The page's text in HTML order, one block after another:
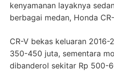
kenyamanan layaknya
berbagai medan, Honda
CR-V bekas keluaran 2016-
350-450 juta, sementara
dibanderol sekitar Rp 500-